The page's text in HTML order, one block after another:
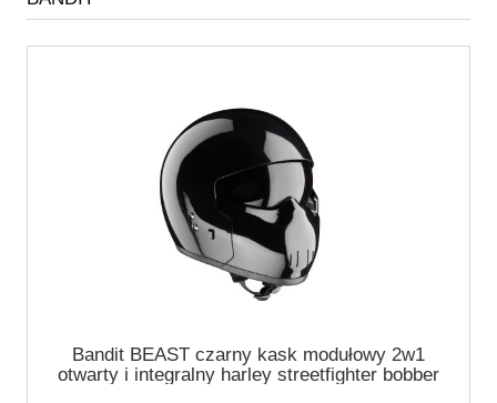
Bandit BEAST czarny kask modułowy 2w1
otwarty i integralny harley streetfighter bobber